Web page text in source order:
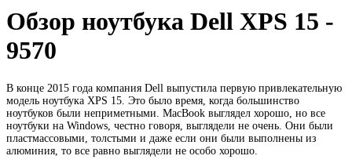
Обзор ноутбука Dell XPS 15 -
9570
В конце 2015 года компания Dell выпустила первую привлекательную
модель ноутбука XPS 15. Это было время, когда большинство
ноутбуков были неприметными. MacBook выглядел хорошо, но все
ноутбуки на Windows, честно говоря, выглядели не очень. Они были
пластмассовыми, толстыми и даже если они были выполнены из
алюминия, то все равно выглядели не особо хорошо.